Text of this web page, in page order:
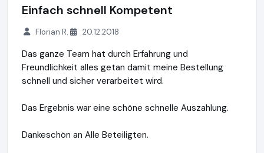
Einfach schnell Kompetent
Florian R. 20.12.2018
Das ganze Team hat durch Erfahrung und
Freundlichkeit alles getan damit meine Bestellung
schnell und sicher verarbeitet wird.
Das Ergebnis war eine schöne schnelle Auszahlung.
Dankeschön an Alle Beteiligten.